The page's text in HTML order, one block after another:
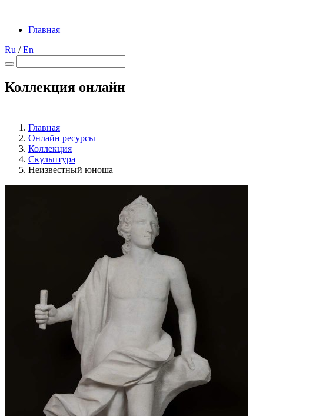
Главная
Ru /En
Коллекция онлайн
Главная
Онлайн ресурсы
Коллекция
Скульптура
Неизвестный юноша